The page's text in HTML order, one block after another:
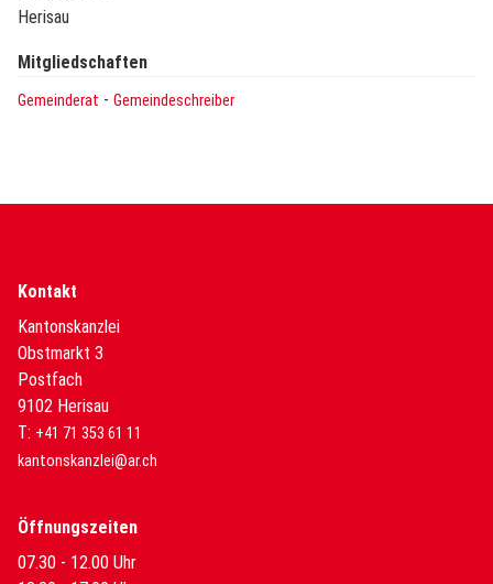
Herisau
Mitgliedschaften
Gemeinderat - Gemeindeschreiber
Kontakt
Kantonskanzlei
Obstmarkt 3
Postfach
9102 Herisau
T: +41 71 353 61 11
kantonskanzlei@ar.ch
Öffnungszeiten
07.30 - 12.00 Uhr